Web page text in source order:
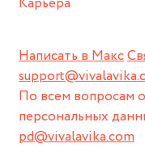
Написать в Макс
По всем вопросам
персональных
pd@vivalavika.com